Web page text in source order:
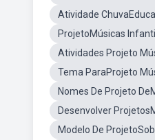
Atividade
ProjetoMúsicas
Atividades Projeto
Tema ParaProjeto
Nomes De Projeto
Desenvolver
Modelo De